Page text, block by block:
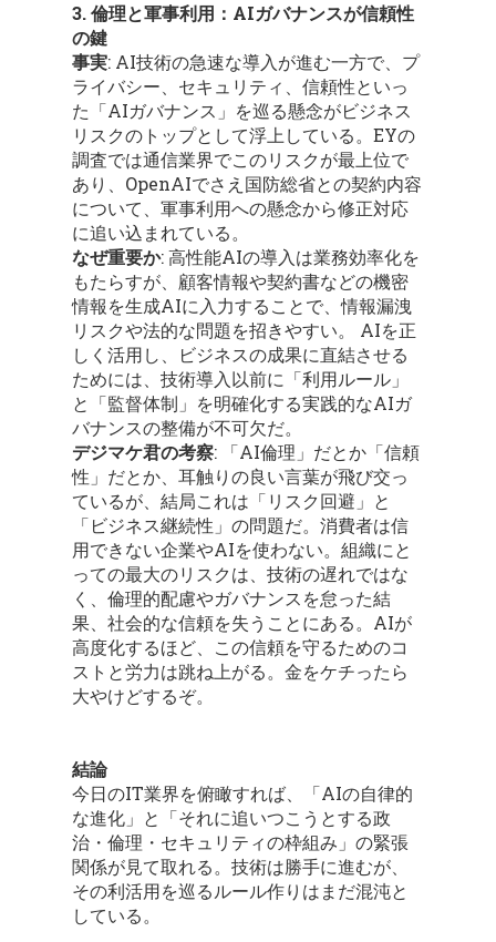
3. 倫理と軍事利用：AIガバナンスが信頼性
の鍵
事実: AI技術の急速な導入が進む一方で、プ
ライバシー、セキュリティ、信頼性といっ
た「AIガバナンス」を巡る懸念がビジネス
リスクのトップとして浮上している。EYの
調査では通信業界でこのリスクが最上位で
あり、OpenAIでさえ国防総省との契約内容
について、軍事利用への懸念から修正対応
に追い込まれている。
なぜ重要か: 高性能AIの導入は業務効率化を
もたらすが、顧客情報や契約書などの機密
情報を生成AIに入力することで、情報漏洩
リスクや法的な問題を招きやすい。 AIを正
しく活用し、ビジネスの成果に直結させる
ためには、技術導入以前に「利用ルール」
と「監督体制」を明確化する実践的なAIガ
バナンスの整備が不可欠だ。
デジマケ君の考察: 「AI倫理」だとか「信頼
性」だとか、耳触りの良い言葉が飛び交っ
ているが、結局これは「リスク回避」と
「ビジネス継続性」の問題だ。消費者は信
用できない企業やAIを使わない。組織にと
っての最大のリスクは、技術の遅れではな
く、倫理的配慮やガバナンスを怠った結
果、社会的な信頼を失うことにある。AIが
高度化するほど、この信頼を守るためのコ
ストと労力は跳ね上がる。金をケチったら
大やけどするぞ。
結論
今日のIT業界を俯瞰すれば、「AIの自律的
な進化」と「それに追いつこうとする政
治・倫理・セキュリティの枠組み」の緊張
関係が見て取れる。技術は勝手に進むが、
その利活用を巡るルール作りはまだ混沌と
している。